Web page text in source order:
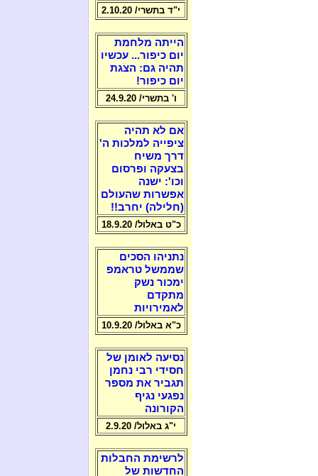
י"ד בתשרי/ 2.10.20
הייתה מלחמת
יום כיפור... עכשיו
תהיה גם: הצגת
יום כיפור!
ו' בתשרי/ 24.9.20
אם לא תהיה
ציפייה למלכות ה'
דרך משיח
בצעקה ופרסום
וכו': ישנה
אפשרות שהעולם
(חלילה) יחרב!!
כ"ט באלול/ 18.9.20
נתניהו הסכים
שממשל טראמפ
ימכור נשק
מתקדם
לאמירויות
כ"א באלול/ 10.9.20
נסיעה לאומן של
חסידי רבי נחמן
תגביר את מספר
נפגעי נגיף
הקורונה
י"ג באלול/ 2.9.20
לרשימת החבלות
החדשות של